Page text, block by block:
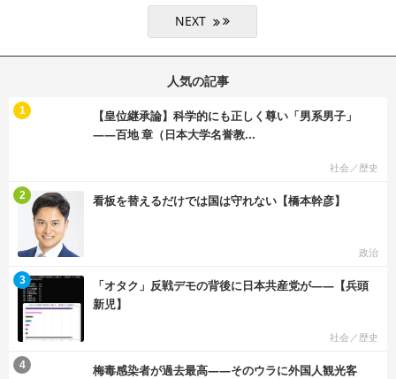
人気の記事
【皇位継承論】科学的にも正しく尊い「男系男子」
――百地 章（日本大学名誉教...
社会／歴史
1
看板を替えるだけでは国は守れない【橋本幹彦】
政治
2
「オタク」反戦デモの背後に日本共産党が――【兵頭
新児】
社会／歴史
3
梅毒感染者が過去最高――そのウラに外国人観光客
4